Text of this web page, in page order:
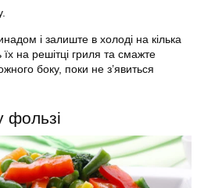
і залиште в холоді на кілька
їх на решітці гриля та смажте
боку, поки не з’явиться
фользі